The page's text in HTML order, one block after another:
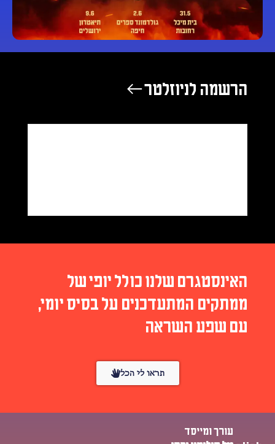
הרשמה לניוזלטר ←
האינסטגרם שלנו כולל יופי של
ממתקים המתעדכנים על בסיס יומי,
עם שפע השראה
תראו לי הכל
עורך ומייסד